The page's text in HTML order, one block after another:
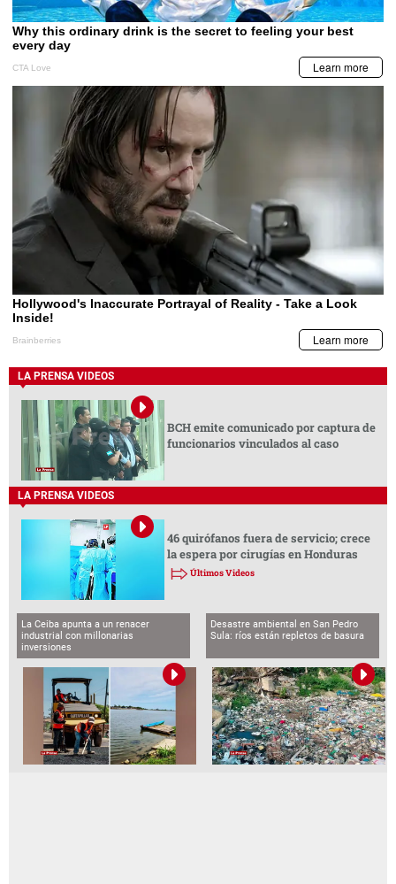
LA PRENSA VIDEOS
BCH emite comunicado por captura de
funcionarios vinculados al caso
LA PRENSA VIDEOS
46 quirófanos fuera de servicio; crece
la espera por cirugías en Honduras
Últimos Videos
La Ceiba apunta a un renacer
industrial con millonarias
inversiones
Desastre ambiental en San Pedro
Sula: ríos están repletos de basura